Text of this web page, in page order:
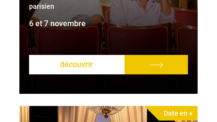
parisien
6 et 7 novembre
découvrir
Date en +